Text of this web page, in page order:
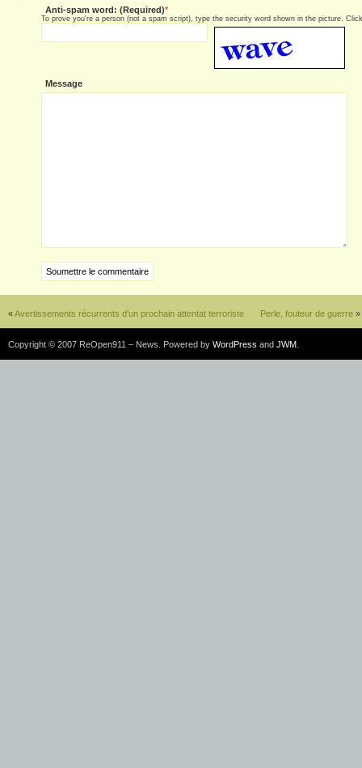
Anti-spam word: (Required)*
To prove you're a person (not a spam script), type the security word shown in the picture.
Message
«Avertissements récurrents d’un prochain attentat terroriste Perle, fouteur de guerre »
Copyright © 2007 ReOpen911 – News. Powered by WordPress and JWM